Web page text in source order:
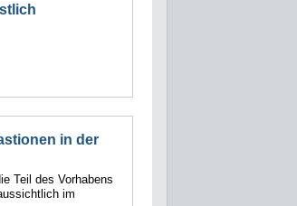
in der
Teil des Vorhabens
im